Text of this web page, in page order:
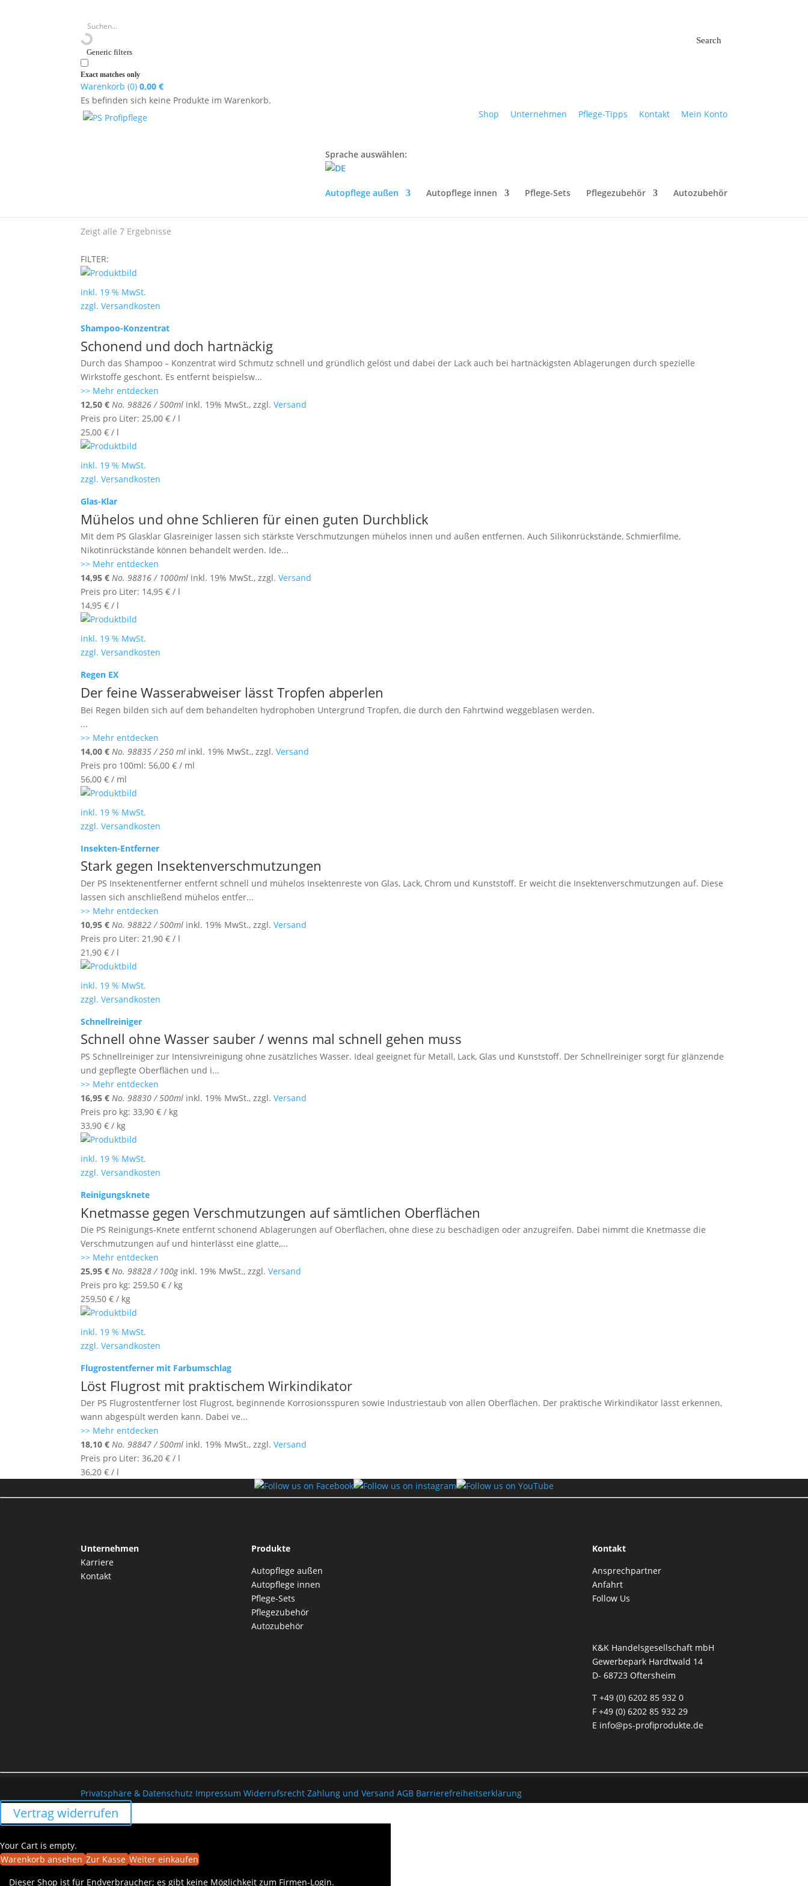
Search
Generic filters
Exact matches only
Warenkorb (0)0,00€
Es befinden sich keine Produkte im Warenkorb.
Shop
Unternehmen Pflege-Tipps Kontakt Mein Konto
Sprache auswählen:
Autopflege außen Autopflege innen Pflege-Sets Pflegezubehör Autozubehör
Startseite
Autozubehör
Produkten greifen und den Staub und Schmutz von seiner verborgenen Schönheit entfernen!“ Tut auch garantiert nicht weh.
Zeigt alle 7 Ergebnisse
FILTER:
inkl. 19 % MwSt.
zzgl.Versandkosten
Shampoo-Konzentrat
Schonend und doch hartnäckig
Durch das Shampoo – Konzentrat wird Schmutz schnell und gründlich gelöst und dabei der Lack auch bei hartnäckigsten Ablagerungen durch spezielle
Wirkstoffe geschont. Es entfernt beispielsw...
>> Mehr entdecken
12,50€ No. 98826 / 500ml inkl. 19% MwSt., zzgl.Versand
Preis pro Liter:25,00€ / l
25,00€ / l
inkl. 19 % MwSt.
zzgl.Versandkosten
Glas-Klar
Mühelos und ohne Schlieren für einen guten Durchblick
Mit dem PS Glasklar Glasreiniger lassen sich stärkste Verschmutzungen mühelos innen und außen entfernen. Auch Silikonrückstände, Schmierfilme,
Nikotinrückstände können behandelt werden. Ide...
>> Mehr entdecken
14,95€ No. 98816 / 1000ml inkl. 19% MwSt., zzgl.Versand
Preis pro Liter: 14,95€ / l
14,95€ / l
inkl. 19 % MwSt.
zzgl.Versandkosten
Regen EX
Der feine Wasserabweiser lässt Tropfen abperlen
Bei Regen bilden sich auf dem behandelten hydrophoben Untergrund Tropfen, die durch den Fahrtwind weggeblasen werden.
...
>> Mehr entdecken
14,00€ No. 98835 / 250 ml inkl. 19% MwSt., zzgl.Versand
Preis pro 100ml: 56,00€ / ml
56,00€ / ml
inkl. 19 % MwSt.
zzgl.Versandkosten
Insekten-Entferner
Stark gegen Insektenverschmutzungen
Der PS Insektenentferner entfernt schnell und mühelos Insektenreste von Glas, Lack, Chrom und Kunststoff. Er weicht die Insektenverschmutzungen auf. Diese
lassen sich anschließend mühelos entfer...
>> Mehr entdecken
10,95€ No. 98822 / 500ml inkl. 19% MwSt., zzgl.Versand
Preis pro Liter: 21,90€ / l
21,90€ / l
inkl. 19 % MwSt.
zzgl.Versandkosten
Schnellreiniger
Schnell ohne Wasser sauber / wenns mal schnell gehen muss
PS Schnellreiniger zur Intensivreinigung ohne zusätzliches Wasser. Ideal geeignet für Metall, Lack, Glas und Kunststoff. Der Schnellreiniger sorgt für glänzende
und gepflegte Oberflächen und i...
>> Mehr entdecken
16,95€ No. 98830 / 500ml inkl. 19% MwSt., zzgl.Versand
Preis pro kg:33,90€ / kg
33,90€ / kg
inkl. 19 % MwSt.
zzgl.Versandkosten
Reinigungsknete
Knetmasse gegen Verschmutzungen auf sämtlichen Oberflächen
Die PS Reinigungs-Knete entfernt schonend Ablagerungen auf Oberflächen, ohne diese zu beschädigen oder anzugreifen. Dabei nimmt die Knetmasse die
Verschmutzungen auf und hinterlässt eine glatte,...
>> Mehr entdecken
25,95€ No. 98828 / 100ginkl. 19% MwSt., zzgl.Versand
Preis pro kg:259,50€ / kg
259,50€ / kg
inkl. 19 % MwSt.
zzgl.Versandkosten
Flugrostentferner mit Farbumschlag
Löst Flugrost mit praktischem Wirkindikator
Der PS Flugrostentferner löst Flugrost, beginnende Korrosionsspuren sowie Industriestaub von allen Oberflächen. Der praktische Wirkindikator lässt erkennen,
wann abgespült werden kann. Dabei ve...
>> Mehr entdecken
18,10€ No. 98847 / 500ml inkl. 19% MwSt., zzgl.Versand
Preis pro Liter:36,20€ / l
36,20€ / l
Unternehmen
Karriere
Kontakt
Produkte
Autopflege außen
Autopflege innen
Pflege-Sets
Pflegezubehör
Autozubehör
Kontakt
Ansprechpartner
Anfahrt
Follow Us
K&K Handelsgesellschaft mbH
Gewerbepark Hardtwald 14
D- 68723 Oftersheim
T+49 (0) 6202 85 932 0
F +49 (0) 6202 85 932 29
E info@ps-profiprodukte.de
Privatsphäre & Datenschutz Impressum Widerrufsrecht Zahlung und Versand AGB Barrierefreiheitserklärung
Vertrag widerrufen
Warenkorb
Your Cart is empty.
Warenkorb ansehen Zur Kasse Weiter einkaufen
Dieser Shop ist für Endverbraucher; es gibt keine Möglichkeit zum Firmen-Login.